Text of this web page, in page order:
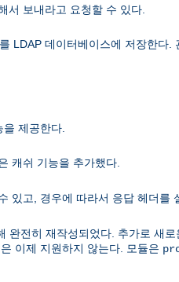
서 보내라고 요청할 수 있다.
LDAP 데이터베이스에 저장한다.
제공한다.
캐쉬 기능을 추가했다.
있고, 경우에 따라서 응답 헤더를
완전히 재작성되었다. 추가로 새로
이제 지원하지 않는다. 모듈은